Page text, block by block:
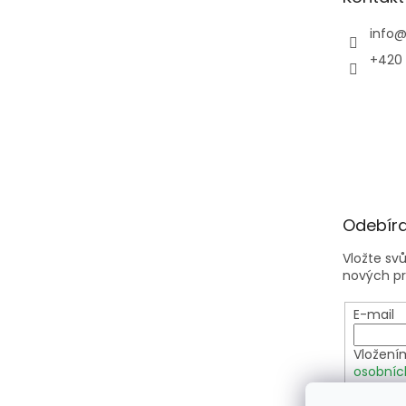
info@
+420
Vložte
nových
E-mail